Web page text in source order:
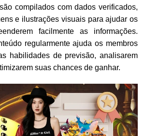
compilados com dados verificados,
e ilustrações visuais para ajudar os
facilmente as informações.
regularmente ajuda os membros
habilidades de previsão, analisarem
suas chances de ganhar.